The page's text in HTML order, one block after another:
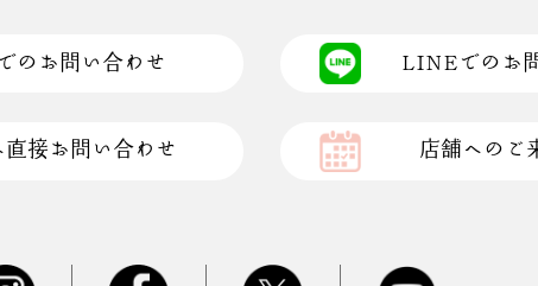
のお問い合わせ LINEでのお
直接お問い合わせ 店舗へのご